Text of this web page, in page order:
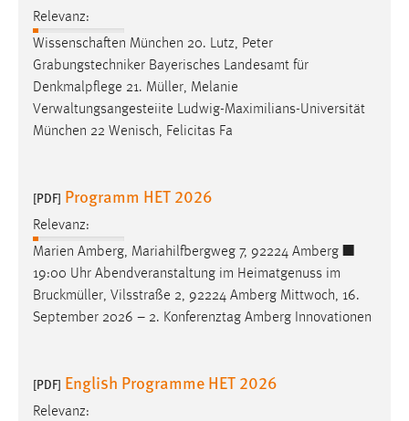
Relevanz:
Wissenschaften München 20. Lutz, Peter
Grabungstechniker Bayerisches Landesamt für
Denkmalpflege 21. Müller, Melanie
Verwaltungsangesteiite Ludwig-Maximilians-Universität
München 22 Wenisch, Felicitas Fa
[PDF] Programm HET 2026
Relevanz:
Marien Amberg, Mariahilfbergweg 7, 92224 Amberg ■
19:00 Uhr Abendveranstaltung im Heimatgenuss im
Bruckmüller, Vilsstraße 2, 92224 Amberg Mittwoch, 16.
September 2026 – 2. Konferenztag Amberg Innovationen
[PDF] English Programme HET 2026
Relevanz:
EXTERNE MEDIEN
Um Inhalte von Videoplattformen und Social Media
Plattformen anzeigen zu können, werden von diesen
externen Medien Cookies gesetzt.
Vimeo